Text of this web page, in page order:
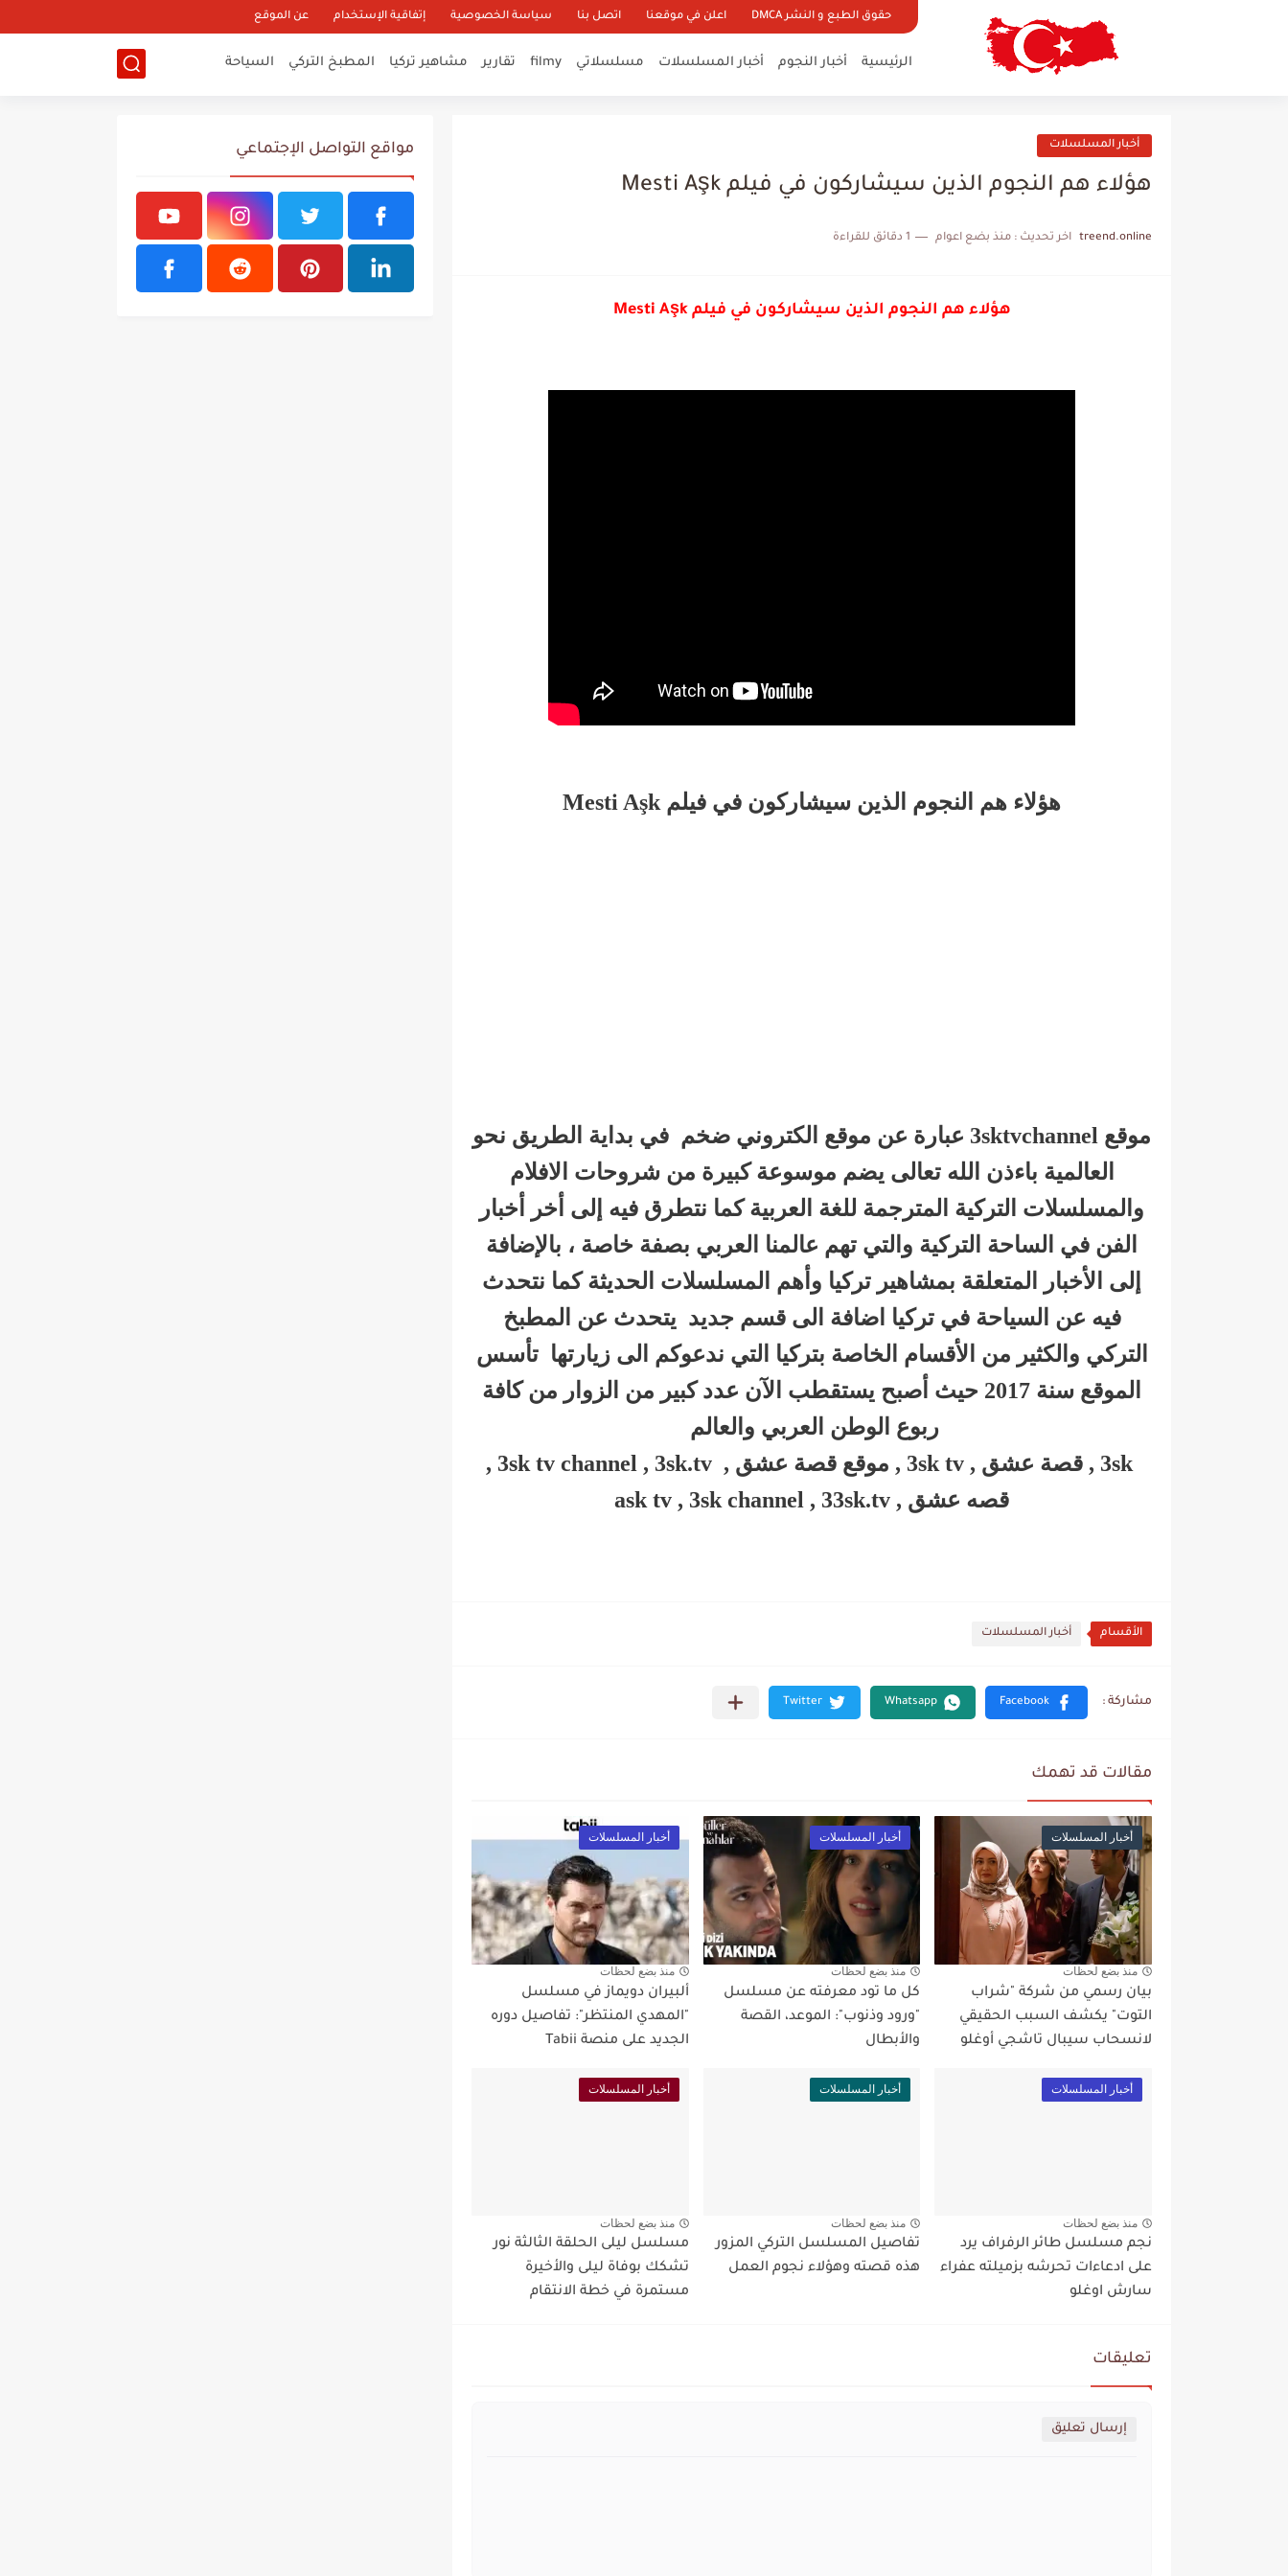
حقوق الطبع و النشر DMCA اعلن في موقعنا اتصل بنا سياسة الخصوصية إتفاقية الإستخدام عن الموقع
الرئيسية أخبار النجوم أخبار المسلسلات مسلسلاتي filmy تقارير مشاهير تركيا المطبخ التركي السياحة
أخبار المسلسلات
هؤلاء هم النجوم الذين سيشاركون في فيلم Mesti Aşk
treend.online اخر تحديث : منذ بضع اعوام 1 دقائق للقراءة
هؤلاء هم النجوم الذين سيشاركون في فيلم Mesti Aşk
هؤلاء هم النجوم الذين سيشاركون في فيلم Mesti Aşk
موقع 3sktvchannel عبارة عن موقع الكتروني ضخم في بداية الطريق نحو
العالمية باءذن الله تعالى يضم موسوعة كبيرة من شروحات الافلام
والمسلسلات التركية المترجمة للغة العربية كما نتطرق فيه إلى أخر أخبار
الفن في الساحة التركية والتي تهم عالمنا العربي بصفة خاصة ، بالإضافة
إلى الأخبار المتعلقة بمشاهير تركيا وأهم المسلسلات الحديثة كما نتحدث
فيه عن السياحة في تركيا اضافة الى قسم جديد يتحدث عن المطبخ
التركي والكثير من الأقسام الخاصة بتركيا التي ندعوكم الى زيارتها تأسس
الموقع سنة 2017 حيث أصبح يستقطب الآن عدد كبير من الزوار من كافة
ربوع الوطن العربي والعالم
3sk , قصة عشق , 3sk tv , موقع قصة عشق , 3sk tv channel , 3sk.tv ,
قصه عشق , ask tv , 3sk channel , 33sk.tv
الأقسام أخبار المسلسلات
مقالات قد تهمك
أخبار المسلسلات
منذ بضع لحظات
بيان رسمي من شركة "شراب
التوت" يكشف السبب الحقيقي
لانسحاب سيبال تاشجي أوغلو
أخبار المسلسلات
منذ بضع لحظات
كل ما تود معرفته عن مسلسل
"ورود وذنوب": الموعد، القصة
والأبطال
أخبار المسلسلات
منذ بضع لحظات
ألبيران دويماز في مسلسل
"المهدي المنتظر": تفاصيل دوره
الجديد على منصة Tabii
أخبار المسلسلات
منذ بضع لحظات
نجم مسلسل طائر الرفراف يرد
على ادعاءات تحرشه بزميلته عفراء
سارش اوغلو
أخبار المسلسلات
منذ بضع لحظات
تفاصيل المسلسل التركي المزور
هذه قصته وهؤلاء نجوم العمل
أخبار المسلسلات
منذ بضع لحظات
مسلسل ليلى الحلقة الثالثة نور
تشكك بوفاة ليلى والأخيرة
مستمرة في خطة الانتقام
تعليقات
إرسال تعليق
مواقع التواصل الإجتماعي